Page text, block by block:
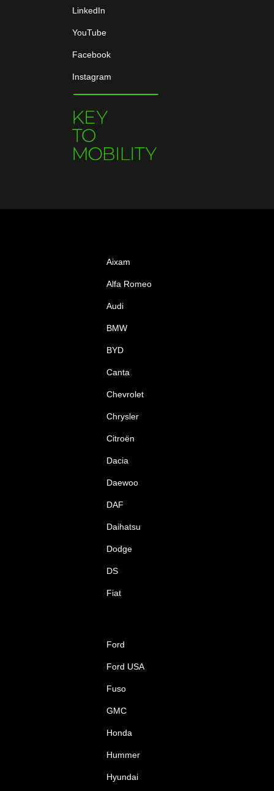
LinkedIn
YouTube
Facebook
Instagram
Aixam
Alfa Romeo
Audi
BMW
BYD
Canta
Chevrolet
Chrysler
Citroën
Dacia
Daewoo
DAF
Daihatsu
Dodge
DS
Fiat
Ford
Ford USA
Fuso
GMC
Honda
Hummer
Hyundai